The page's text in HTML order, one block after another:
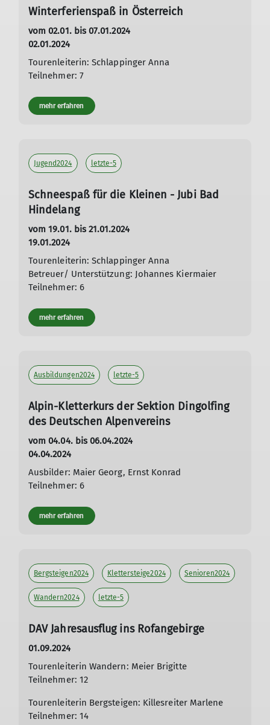
Winterferienspaß in Österreich
vom 02.01. bis 07.01.2024
02.01.2024
Tourenleiterin: Schlappinger Anna
Teilnehmer: 7
mehr erfahren
Jugend2024 letzte-5
Schneespaß für die Kleinen - Jubi Bad
Hindelang
vom 19.01. bis 21.01.2024
19.01.2024
Tourenleiterin: Schlappinger Anna
Betreuer/ Unterstützung: Johannes Kiermaier
Teilnehmer: 6
mehr erfahren
Ausbildungen2024 letzte-5
Alpin-Kletterkurs der Sektion Dingolfing
des Deutschen Alpenvereins
vom 04.04. bis 06.04.2024
04.04.2024
Ausbilder: Maier Georg, Ernst Konrad
Teilnehmer: 6
mehr erfahren
Bergsteigen2024 Klettersteige2024 Senioren2024
Wandern2024 letzte-5
DAV Jahresausflug ins Rofangebirge
01.09.2024
Tourenleiterin Wandern: Meier Brigitte
Teilnehmer: 12
Tourenleiterin Bergsteigen: Killesreiter Marlene
Teilnehmer: 14